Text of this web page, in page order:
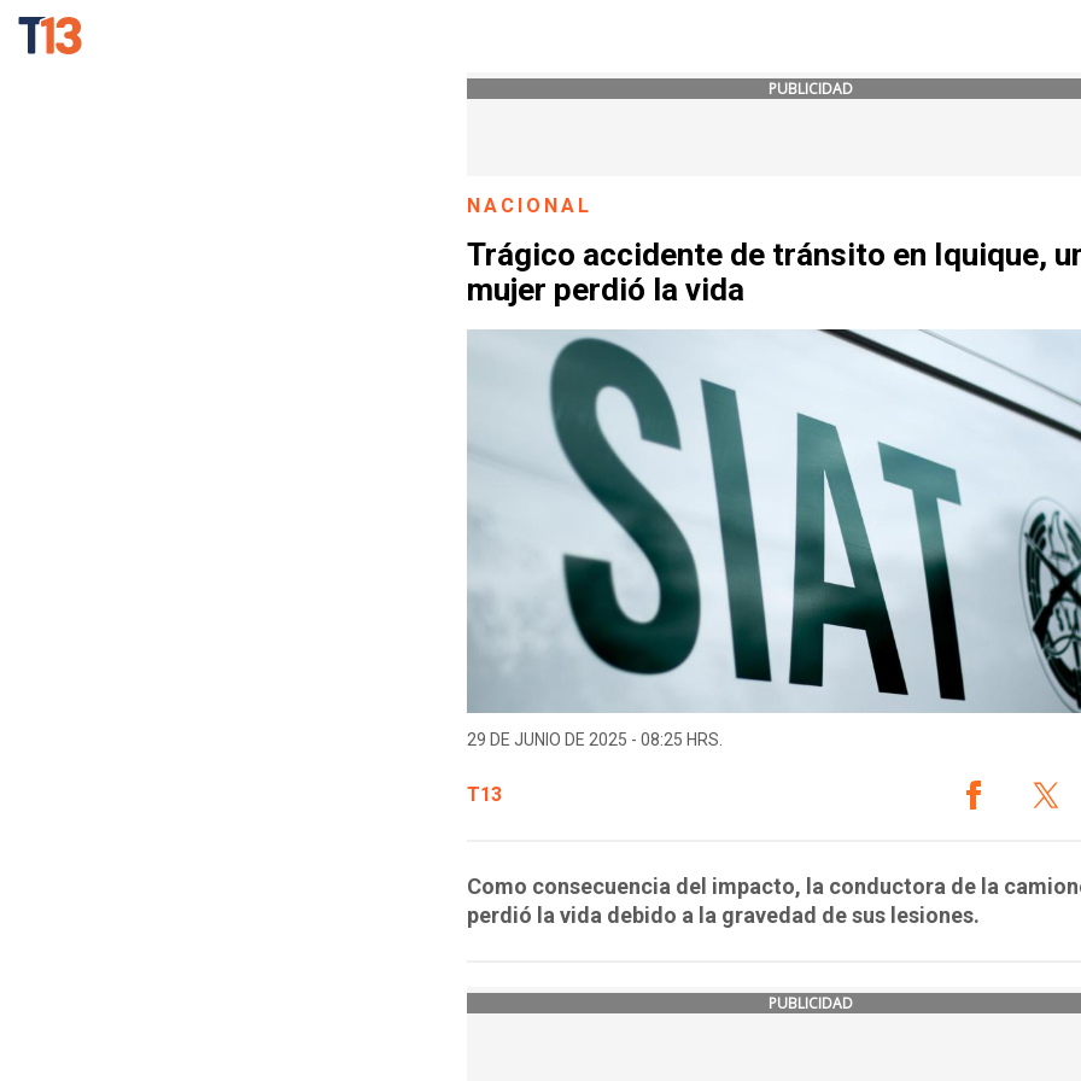
PUBLICIDAD
NACIONAL
Trágico accidente de tránsito en Iquique,
mujer perdió la vida
29 DE JUNIO DE 2025 - 08:25 HRS.
T13
Como consecuencia del impacto, la conductora de la
perdió la vida debido a la gravedad de sus lesiones.
PUBLICIDAD